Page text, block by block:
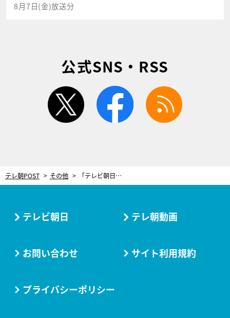
8月7日(金)放送分
公式SNS・RSS
twitter facebook
テレ朝POST その他 「テレビ朝日・六本木ヒルズ SUMMER FES」夏の恒例イベントがさらに進化！7月19日から開催
テレビ朝日 テレ朝動画
お問い合わせ サイト利用規約
プライバシーポリシー